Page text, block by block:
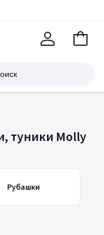
В
туники Molly
Рубашки